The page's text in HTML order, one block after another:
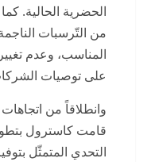
الحضرية الحالية.
من التّرسبات
المناسب، وعدم
على توصيات
وانطلاقاً من
قامت كاسترول
التحدي المتمثّل